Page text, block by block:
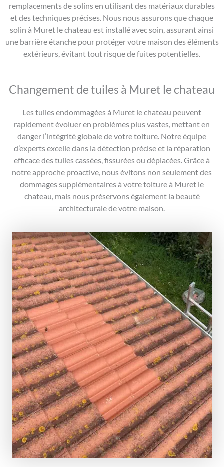
remplacements de solins en utilisant des matériaux durables
et des techniques précises. Nous nous assurons que chaque
solin à Muret le chateau est installé avec soin, assurant ainsi
une barrière étanche pour protéger votre maison des éléments
extérieurs, évitant tout risque de fuites potentielles.
Changement de tuiles à Muret le chateau
Les tuiles endommagées à Muret le chateau peuvent
rapidement évoluer en problèmes plus vastes, mettant en
danger l’intégrité globale de votre toiture. Notre équipe
d’experts excelle dans la détection précise et la réparation
efficace des tuiles cassées, fissurées ou déplacées. Grâce à
notre approche proactive, nous évitons non seulement des
dommages supplémentaires à votre toiture à Muret le
chateau, mais nous préservons également la beauté
architecturale de votre maison.